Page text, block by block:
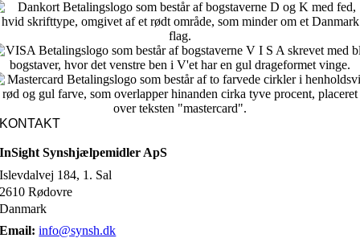
KONTAKT
InSight Synshjælpemidler ApS
Islevdalvej 184, 1. Sal
2610 Rødovre
Danmark
Email: info@synsh.dk